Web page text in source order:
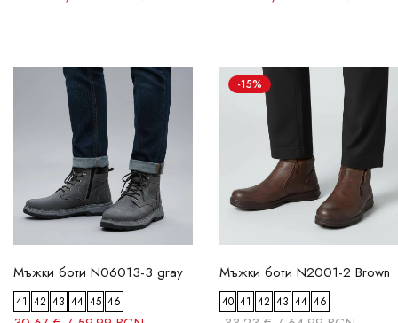
Мъжки боти N06013-3 gray
41 42 43 44 45 46
-15%
Мъжки боти N2001-2 Brown
40 41 42 43 44 46